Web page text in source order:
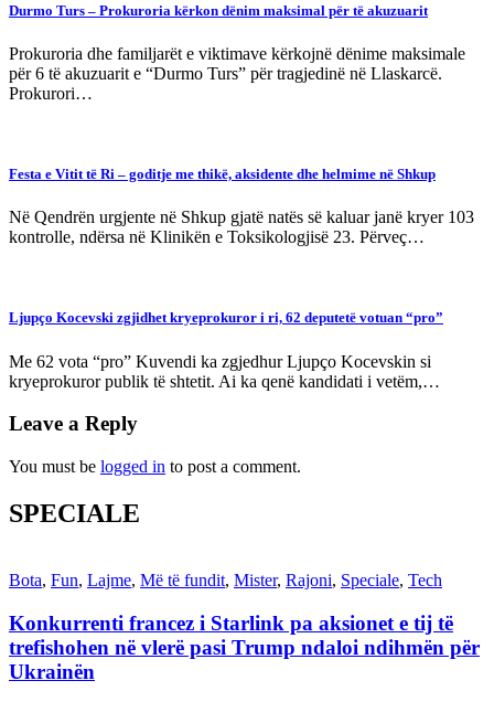
Durmo Turs – Prokuroria kërkon dënim maksimal për të akuzuarit
Prokuroria dhe familjarët e viktimave kërkojnë dënime maksimale
për 6 të akuzuarit e “Durmo Turs” për tragjedinë në Llaskarcë.
Prokurori…
Festa e Vitit të Ri – goditje me thikë, aksidente dhe helmime në Shkup
Në Qendrën urgjente në Shkup gjatë natës së kaluar janë kryer 103
kontrolle, ndërsa në Klinikën e Toksikologjisë 23. Përveç…
Ljupço Kocevski zgjidhet kryeprokuror i ri, 62 deputetë votuan “pro”
Me 62 vota “pro” Kuvendi ka zgjedhur Ljupço Kocevskin si
kryeprokuror publik të shtetit. Ai ka qenë kandidati i vetëm,…
Leave a Reply
You must be logged in to post a comment.
SPECIALE
Bota, Fun, Lajme, Më të fundit, Mister, Rajoni, Speciale, Tech
Konkurrenti francez i Starlink pa aksionet e tij të
trefishohen në vlerë pasi Trump ndaloi ndihmën për
Ukrainën